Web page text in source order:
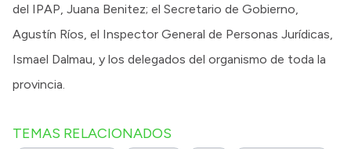
del IPAP, Juana Benitez; el Secretario de Gobierno,
Agustín Ríos, el Inspector General de Personas Jurídicas,
Ismael Dalmau, y los delegados del organismo de toda la
provincia.
TEMAS RELACIONADOS